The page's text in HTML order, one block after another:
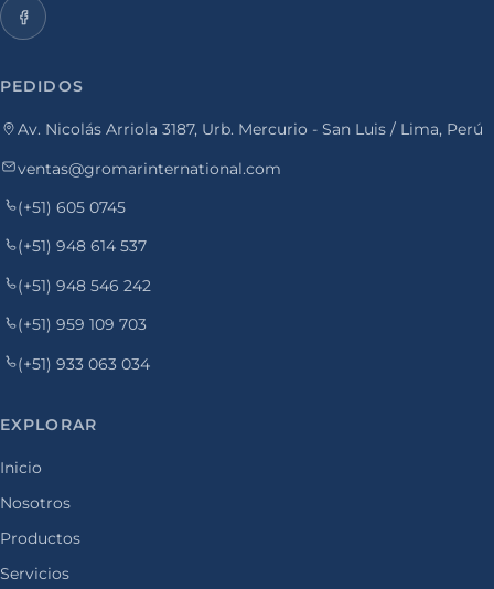
PEDIDOS
Av. Nicolás Arriola 3187, Urb. Mercurio - San Luis / Lima, Perú
ventas@gromarinternational.com
(+51) 605 0745
(+51) 948 614 537
(+51) 948 546 242
(+51) 959 109 703
(+51) 933 063 034
EXPLORAR
Inicio
Nosotros
Productos
Servicios